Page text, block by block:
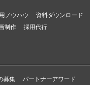
ノウハウ 資料ダウンロード
制作
採用代行
募集 パートナーアワード